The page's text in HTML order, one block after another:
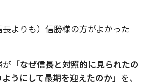
よりも）信勝様の方がよかった
が 「なぜ信長と対照的に見られたの
ようにして最期を迎えたのか」 を、